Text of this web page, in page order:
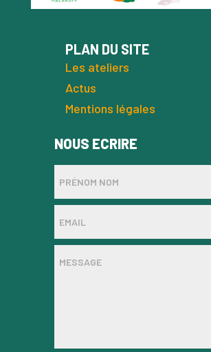
PLAN DU SITE
Les ateliers
Actus
Mentions légales
NOUS ECRIRE